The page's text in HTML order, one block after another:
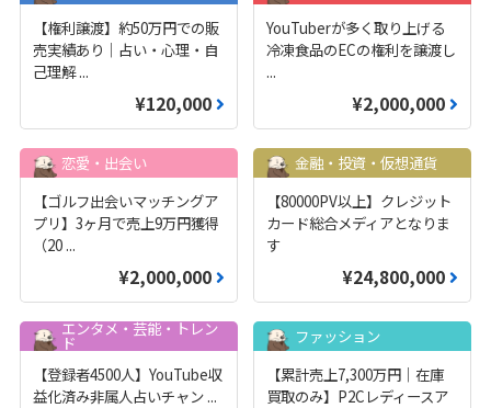
【権利譲渡】約50万円での販
売実績あり｜占い・心理・自
己理解...
¥120,000
YouTuberが多く取り上げる
冷凍食品のECの権利を譲渡し
...
¥2,000,000
恋愛・出会い
【ゴルフ出会いマッチングア
プリ】3ヶ月で売上9万円獲得
（20 ...
¥2,000,000
金融・投資・仮想通貨
【80000PV以上】クレジット
カード総合メディアとなりま
す
¥24,800,000
エンタメ・芸能・トレン
ド
【登録者4500人】YouTube収
益化済み非属人占いチャン ...
ファッション
【累計売上7,300万円｜在庫
買取のみ】P2Cレディースア